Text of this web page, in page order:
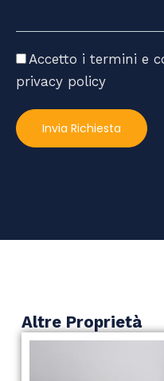
Accetto i termini e
privacy policy
Invia Richiesta
Altre Proprietà